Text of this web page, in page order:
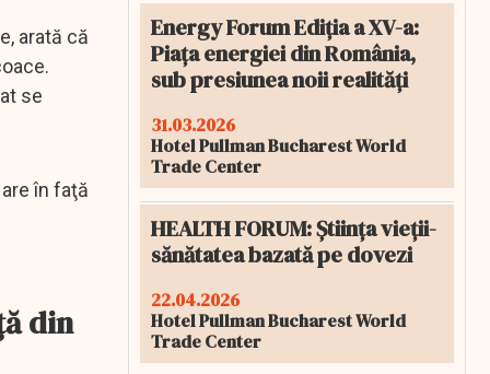
arată că
se
în faţă
din
Energy Forum Ediția a XV-a:
Piața energiei din România,
sub presiunea noii realități
31.03.2026
Hotel Pullman Bucharest World
Trade Center
HEALTH FORUM: Știința vieții-
sănătatea bazată pe dovezi
22.04.2026
Hotel Pullman Bucharest World
Trade Center